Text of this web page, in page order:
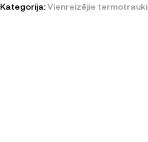
Kategorija:Vienreizējie termotrauki